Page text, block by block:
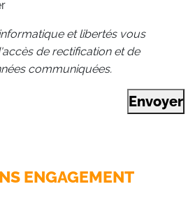
et libertés vous
de rectification et de
communiquées.
Envoyer
ENGAGEMENT